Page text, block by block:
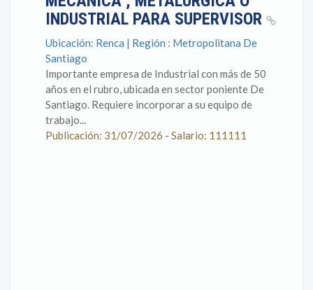
INDUSTRIAL PARA SUPERVISOR
Ubicación: Renca | Región : Metropolitana De
Santiago
Importante empresa de Industrial con más de 50
años en el rubro, ubicada en sector poniente De
Santiago. Requiere incorporar a su equipo de
trabajo...
Publicación: 31/07/2026 - Salario: 111111